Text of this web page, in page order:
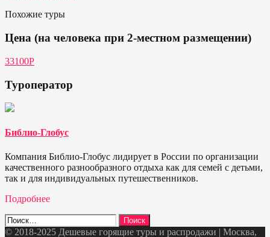
Похожие туры
Цена (на человека при 2-местном размещении)
33100P
Туроператор
Библио-Глобус
Компания Библио-Глобус лидирует в России по организации
качественного разнообразного отдыха как для семей с детьми,
так и для индивидуальных путешественников.
Подробнее
Найти:
© 2018-2025 Дешевые горящие туры и распродажи | Москва,